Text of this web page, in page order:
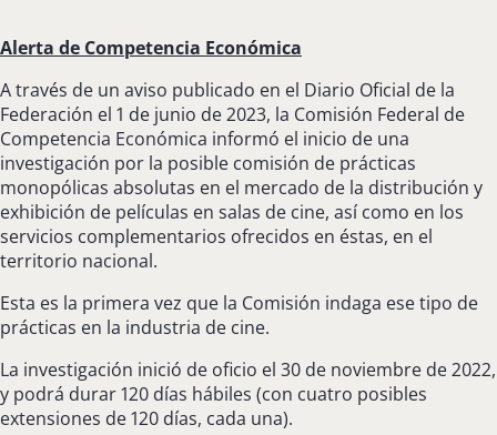
Alerta de Competencia Económica
A través de un aviso publicado en el Diario Oficial de la
Federación el 1 de junio de 2023, la Comisión Federal de
Competencia Económica informó el inicio de una
investigación por la posible comisión de prácticas
monopólicas absolutas en el mercado de la distribución y
exhibición de películas en salas de cine, así como en los
servicios complementarios ofrecidos en éstas, en el
territorio nacional.
Esta es la primera vez que la Comisión indaga ese tipo de
prácticas en la industria de cine.
La investigación inició de oficio el 30 de noviembre de 2022,
y podrá durar 120 días hábiles (con cuatro posibles
extensiones de 120 días, cada una).